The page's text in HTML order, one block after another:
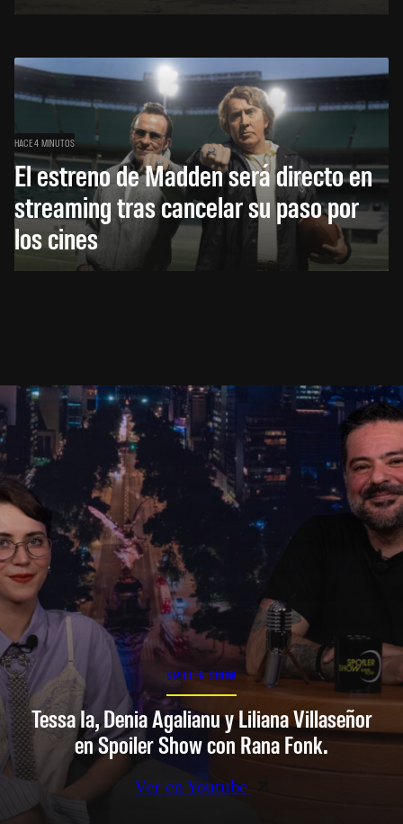
HACE 4 MINUTOS
El estreno de Madden será directo en
streaming tras cancelar su paso por
los cines
SPOILER SHOW
Tessa Ia, Denia Agalianu y Liliana Villaseñor
en Spoiler Show con Rana Fonk.
Ver en Youtube